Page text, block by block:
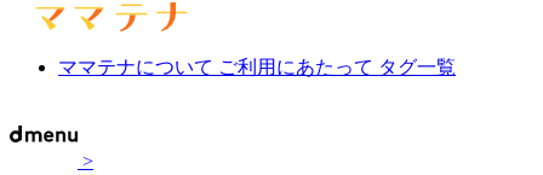
ママテナについて ご利用にあたって タグ一覧
>